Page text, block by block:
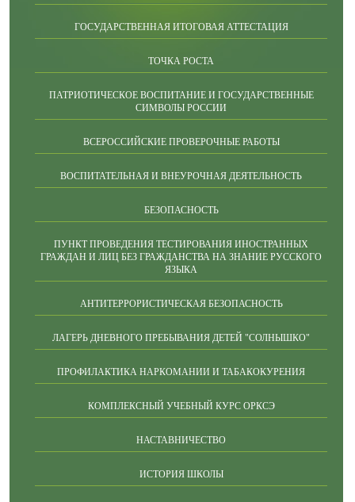
ГОСУДАРСТВЕННАЯ ИТОГОВАЯ АТТЕСТАЦИЯ
ТОЧКА РОСТА
ПАТРИОТИЧЕСКОЕ ВОСПИТАНИЕ И ГОСУДАРСТВЕННЫЕ
СИМВОЛЫ РОССИИ
ВСЕРОССИЙСКИЕ ПРОВЕРОЧНЫЕ РАБОТЫ
ВОСПИТАТЕЛЬНАЯ И ВНЕУРОЧНАЯ ДЕЯТЕЛЬНОСТЬ
БЕЗОПАСНОСТЬ
ПУНКТ ПРОВЕДЕНИЯ ТЕСТИРОВАНИЯ ИНОСТРАННЫХ
ГРАЖДАН И ЛИЦ БЕЗ ГРАЖДАНСТВА НА ЗНАНИЕ РУССКОГО
ЯЗЫКА
АНТИТЕРРОРИСТИЧЕСКАЯ БЕЗОПАСНОСТЬ
ЛАГЕРЬ ДНЕВНОГО ПРЕБЫВАНИЯ ДЕТЕЙ "СОЛНЫШКО"
ПРОФИЛАКТИКА НАРКОМАНИИ И ТАБАКОКУРЕНИЯ
КОМПЛЕКСНЫЙ УЧЕБНЫЙ КУРС ОРКСЭ
НАСТАВНИЧЕСТВО
ИСТОРИЯ ШКОЛЫ